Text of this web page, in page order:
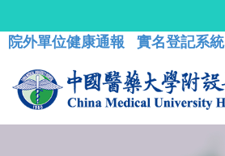
院外單位健康通報 實名登記系統